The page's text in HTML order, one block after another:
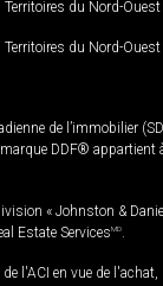
Territoires du Nord-Ouest
Territoires du Nord-Ouest
de l’immobilier
DDF®
« Johnston & Daniel
Estate ServicesMD
en vue de